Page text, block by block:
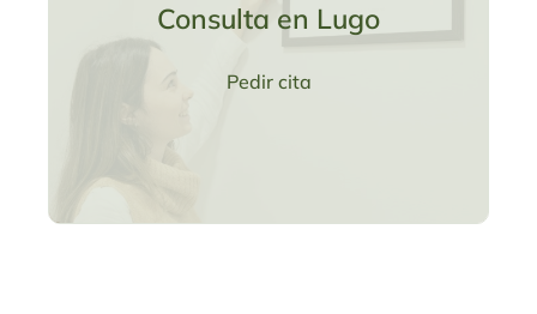
Consulta en Lugo
Pedir cita